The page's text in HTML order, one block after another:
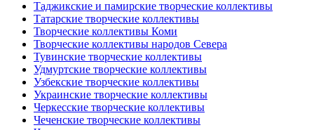
Таджикские и памирские творческие коллективы
Татарские творческие коллективы
Творческие коллективы Коми
Творческие коллективы народов Севера
Тувинские творческие коллективы
Удмуртские творческие коллективы
Узбекские творческие коллективы
Украинские творческие коллективы
Черкесские творческие коллективы
Чеченские творческие коллективы